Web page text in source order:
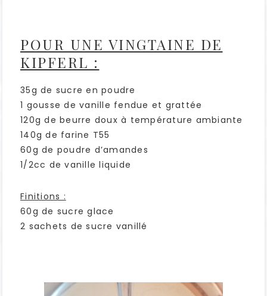
POUR UNE VINGTAINE DE
KIPFERL :
35g de sucre en poudre
1 gousse de vanille fendue et grattée
120g de beurre doux à température ambiante
140g de farine T55
60g de poudre d’amandes
1/2cc de vanille liquide
Finitions :
60g de sucre glace
2 sachets de sucre vanillé